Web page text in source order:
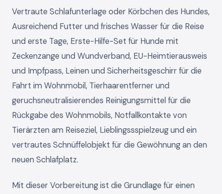
Vertraute Schlafunterlage oder Körbchen des Hundes,
Ausreichend Futter und frisches Wasser für die Reise
und erste Tage, Erste-Hilfe-Set für Hunde mit
Zeckenzange und Wundverband, EU-Heimtierausweis
und Impfpass, Leinen und Sicherheitsgeschirr für die
Fahrt im Wohnmobil, Tierhaarentferner und
geruchsneutralisierendes Reinigungsmittel für die
Rückgabe des Wohnmobils, Notfallkontakte von
Tierärzten am Reiseziel, Lieblingssspielzeug und ein
vertrautes Schnüffelobjekt für die Gewöhnung an den
neuen Schlafplatz.
Mit dieser Vorbereitung ist die Grundlage für einen